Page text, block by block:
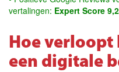
vertalingen: Expert Score
Hoe verloopt
een digitale